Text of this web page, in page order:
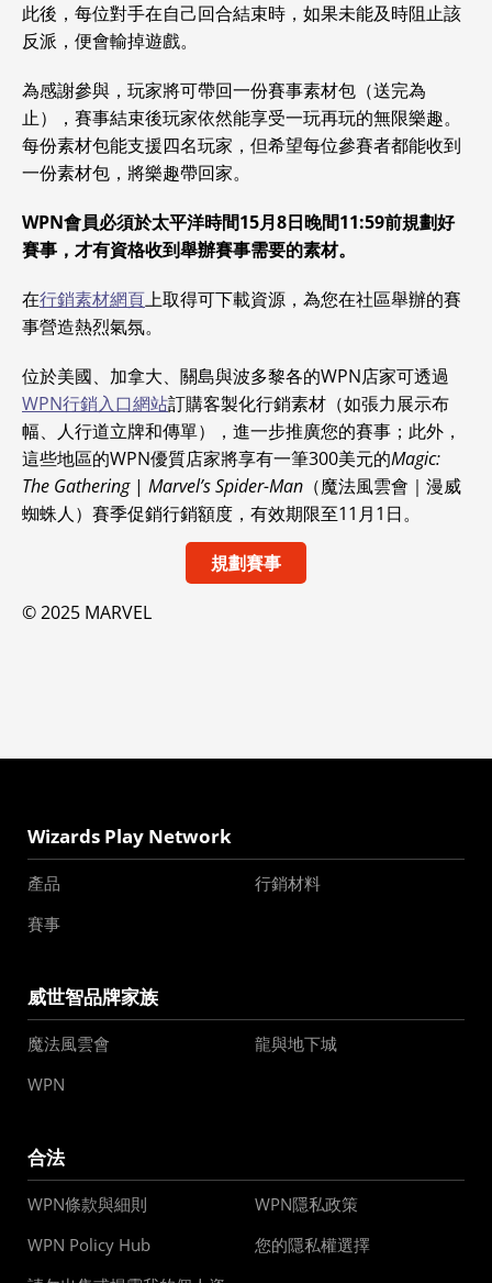
此後，每位對手在自己回合結束時，如果未能及時阻止該
反派，便會輸掉遊戲。
為感謝參與，玩家將可帶回一份賽事素材包（送完為
止），賽事結束後玩家依然能享受一玩再玩的無限樂趣。
每份素材包能支援四名玩家，但希望每位參賽者都能收到
一份素材包，將樂趣帶回家。
WPN會員必須於太平洋時間15月8日晚間11:59前規劃好
賽事，才有資格收到舉辦賽事需要的素材。
在行銷素材網頁上取得可下載資源，為您在社區舉辦的賽
事營造熱烈氣氛。
位於美國、加拿大、關島與波多黎各的WPN店家可透過
WPN行銷入口網站訂購客製化行銷素材（如張力展示布
幅、人行道立牌和傳單），進一步推廣您的賽事；此外，
這些地區的WPN優質店家將享有一筆300美元的Magic:
The Gathering| Marvel’s Spider-Man （魔法風雲會｜漫威
蜘蛛人）賽季促銷行銷額度，有效期限至11月1日。
規劃賽事
© 2025 MARVEL
Wizards Play Network
產品
行銷材料
賽事
威世智品牌家族
魔法風雲會
龍與地下城
WPN
合法
WPN條款與細則
WPN隱私政策
WPN Policy Hub
您的隱私權選擇